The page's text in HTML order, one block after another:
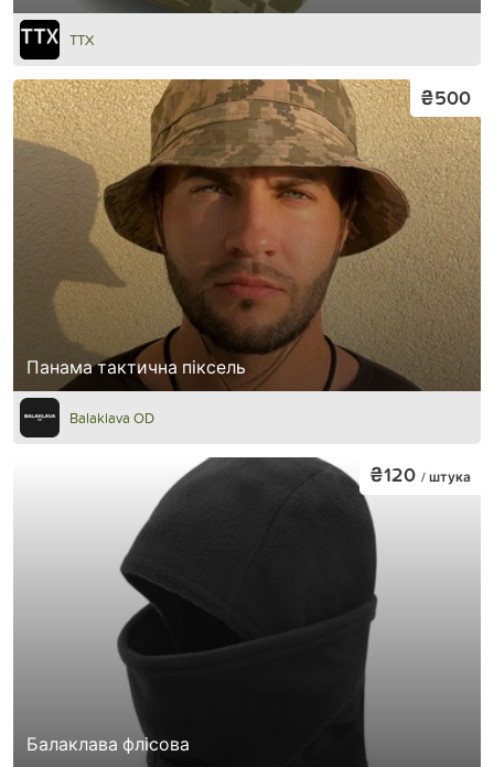
TTX
Панама тактична піксель
₴500
Balaklava OD
Балаклава флісова
₴120 / штука